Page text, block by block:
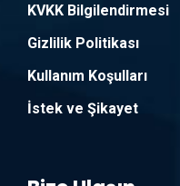
KVKK Bilgilendirmesi
Gizlilik Politikası
Kullanım Koşulları
İstek ve Şikayet